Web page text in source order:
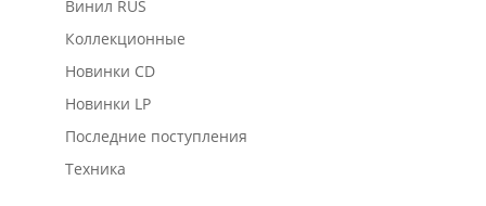
Винил RUS
Коллекционные
Новинки CD
Новинки LP
Последние поступления
Техника